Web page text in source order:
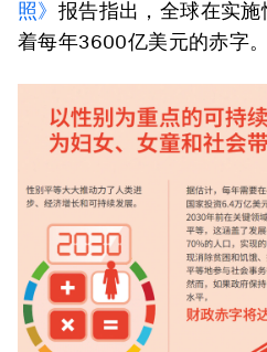
照》 报告指出，全球在实
着每年3600亿美元的赤字。